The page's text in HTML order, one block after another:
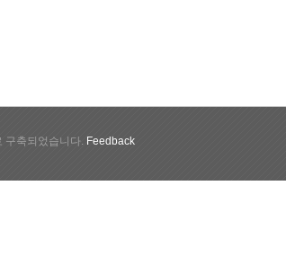
구축되었습니다. Feedback